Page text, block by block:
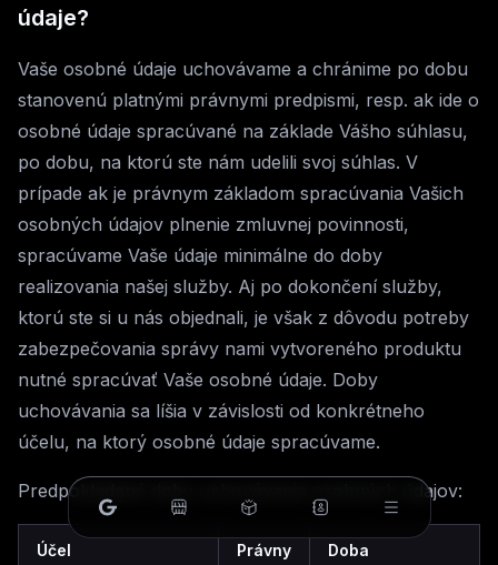
údaje?
Vaše osobné údaje uchovávame a chránime po dobu
stanovenú platnými právnymi predpismi, resp. ak ide o
osobné údaje spracúvané na základe Vášho súhlasu,
po dobu, na ktorú ste nám udelili svoj súhlas. V
prípade ak je právnym základom spracúvania Vašich
osobných údajov plnenie zmluvnej povinnosti,
spracúvame Vaše údaje minimálne do doby
realizovania našej služby. Aj po dokončení služby,
ktorú ste si u nás objednali, je však z dôvodu potreby
zabezpečovania správy nami vytvoreného produktu
nutné spracúvať Vaše osobné údaje. Doby
uchovávania sa líšia v závislosti od konkrétneho
účelu, na ktorý osobné údaje spracúvame.
Predpokladané doby uchovávania osobných údajov:
Účel Právny Doba